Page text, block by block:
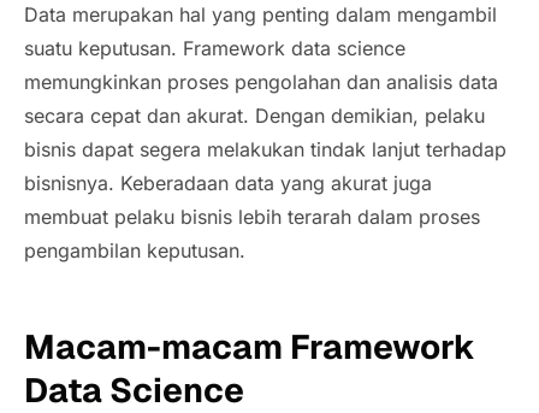
Data merupakan hal yang penting dalam mengambil
suatu keputusan. Framework data science
memungkinkan proses pengolahan dan analisis data
secara cepat dan akurat. Dengan demikian, pelaku
bisnis dapat segera melakukan tindak lanjut terhadap
bisnisnya. Keberadaan data yang akurat juga
membuat pelaku bisnis lebih terarah dalam proses
pengambilan keputusan.
Macam-macam Framework
Data Science